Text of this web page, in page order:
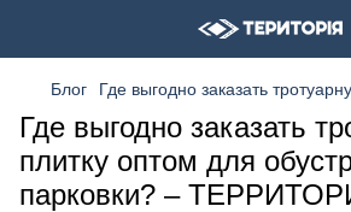
Блог Где выгодно заказать
Где выгодно заказать
плитку оптом для
парковки? –